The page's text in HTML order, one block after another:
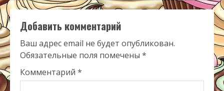
Добавить комментарий
Ваш адрес email не будет опубликован.
Обязательные поля помечены *
Комментарий *